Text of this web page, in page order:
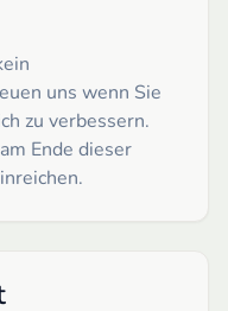
uns wenn Sie
zu verbessern.
Ende dieser